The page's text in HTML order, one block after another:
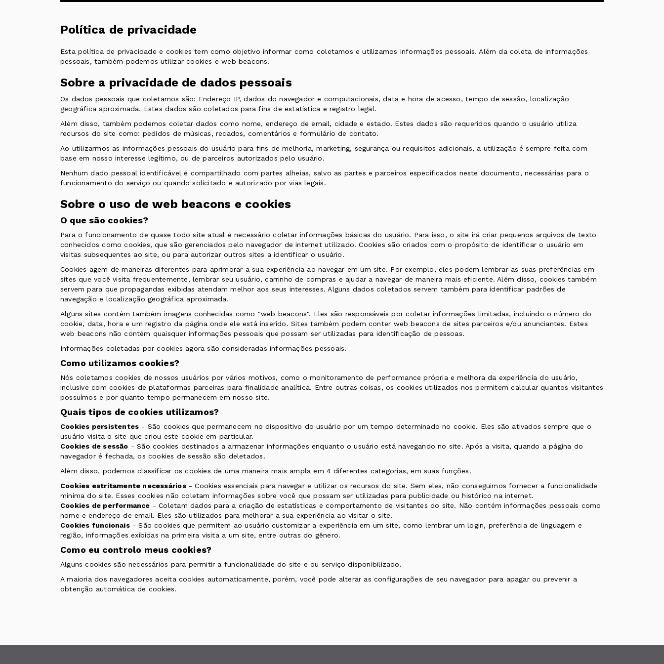
Política de privacidade
Esta política de privacidade e cookies tem como objetivo informar como coletamos e utilizamos informações pessoais. Além da coleta de informações
pessoais, também podemos utilizar cookies e web beacons.
Sobre a privacidade de dados pessoais
Os dados pessoais que coletamos são: Endereço IP, dados do navegador e computacionais, data e hora de acesso, tempo de sessão, localização
geográfica aproximada. Estes dados são coletados para fins de estatística e registro legal.
Além disso, também podemos coletar dados como nome, endereço de email, cidade e estado. Estes dados são requeridos quando o usuário utiliza
recursos do site como: pedidos de músicas, recados, comentários e formulário de contato.
Ao utilizarmos as informações pessoais do usuário para fins de melhoria, marketing, segurança ou requisitos adicionais, a utilização é sempre feita com
base em nosso interesse legítimo, ou de parceiros autorizados pelo usuário.
Nenhum dado pessoal identificável é compartilhado com partes alheias, salvo as partes e parceiros especificados neste documento, necessárias para o
funcionamento do serviço ou quando solicitado e autorizado por vias legais.
Sobre o uso de web beacons e cookies
O que são cookies?
Para o funcionamento de quase todo site atual é necessário coletar informações básicas do usuário. Para isso, o site irá criar pequenos arquivos de texto
conhecidos como cookies, que são gerenciados pelo navegador de internet utilizado. Cookies são criados com o propósito de identificar o usuário em
visitas subsequentes ao site, ou para autorizar outros sites a identificar o usuário.
Cookies agem de maneiras diferentes para aprimorar a sua experiência ao navegar em um site. Por exemplo, eles podem lembrar as suas preferências em
sites que você visita frequentemente, lembrar seu usuário, carrinho de compras e ajudar a navegar de maneira mais eficiente. Além disso, cookies também
servem para que propagandas exibidas atendam melhor aos seus interesses. Alguns dados coletados servem também para identificar padrões de
navegação e localização geográfica aproximada.
Alguns sites contém também imagens conhecidas como "web beacons". Eles são responsáveis por coletar informações limitadas, incluindo o número do
cookie, data, hora e um registro da página onde ele está inserido. Sites também podem conter web beacons de sites parceiros e/ou anunciantes. Estes
web beacons não contém quaisquer informações pessoais que possam ser utilizadas para identificação de pessoas.
Informações coletadas por cookies agora são consideradas informações pessoais.
Como utilizamos cookies?
Nós coletamos cookies de nossos usuários por vários motivos, como o monitoramento de performance própria e melhora da experiência do usuário,
inclusive com cookies de plataformas parceiras para finalidade analítica. Entre outras coisas, os cookies utilizados nos permitem calcular quantos visitantes
possuímos e por quanto tempo permanecem em nosso site.
Quais tipos de cookies utilizamos?
Cookies persistentes - São cookies que permanecem no dispositivo do usuário por um tempo determinado no cookie. Eles são ativados sempre que o
usuário visita o site que criou este cookie em particular.
Cookies de sessão - São cookies destinados a armazenar informações enquanto o usuário está navegando no site. Após a visita, quando a página do
navegador é fechada, os cookies de sessão são deletados.
Além disso, podemos classificar os cookies de uma maneira mais ampla em 4 diferentes categorias, em suas funções.
Cookies estritamente necessários- Cookies essenciais para navegar e utilizar os recursos do site. Sem eles, não conseguimos fornecer a funcionalidade
mínima do site. Esses cookies não coletam informações sobre você que possam ser utilizadas para publicidade ou histórico na internet.
Cookies de performance - Coletam dados para a criação de estatísticas e comportamento de visitantes do site. Não contém informações pessoais como
nome e endereço de email. Eles são utilizados para melhorar a sua experiência ao visitar o site.
Cookies funcionais- São cookies que permitem ao usuário customizar a experiência em um site, como lembrar um login, preferência de linguagem e
região, informações exibidas na primeira visita a um site, entre outras do gênero.
Como eu controlo meus cookies?
Alguns cookies são necessários para permitir a funcionalidade do site e ou serviço disponibilizado.
A maioria dos navegadores aceita cookies automaticamente, porém, você pode alterar as configurações de seu navegador para apagar ou prevenir a
obtenção automática de cookies.